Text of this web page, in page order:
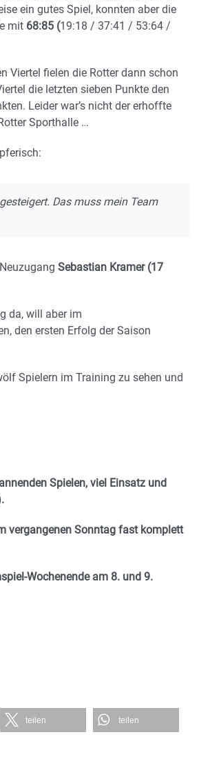
ein gutes Spiel, konnten aber die
mit 68:85 (19:18 / 37:41 / 53:64 /
Viertel fielen die Rotter dann schon
die letzten sieben Punkte den
Leider war’s nicht der erhoffte
Sporthalle …
Das muss mein Team
Sebastian Kramer (17
da, will aber im
den ersten Erfolg der Saison
Spielern im Training zu sehen und
Spielen, viel Einsatz und
vergangenen Sonntag fast komplett
Wochenende am 8. und 9.
teilen teilen